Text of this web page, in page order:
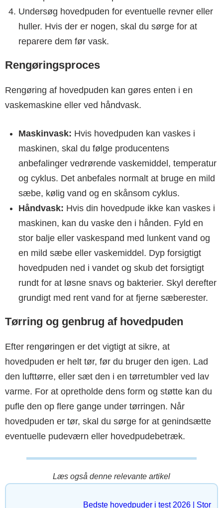
Undersøg hovedpuden for eventuelle revner eller
huller. Hvis der er nogen, skal du sørge for at
reparere dem før vask.
Rengøringsproces
Rengøring af hovedpuden kan gøres enten i en
vaskemaskine eller ved håndvask.
Maskinvask: Hvis hovedpuden kan vaskes i
maskinen, skal du følge producentens
anbefalinger vedrørende vaskemiddel, temperatur
og cyklus. Det anbefales normalt at bruge en mild
sæbe, kølig vand og en skånsom cyklus.
Håndvask: Hvis din hovedpude ikke kan vaskes i
maskinen, kan du vaske den i hånden. Fyld en
stor balje eller vaskespand med lunkent vand og
en mild sæbe eller vaskemiddel. Dyp forsigtigt
hovedpuden ned i vandet og skub det forsigtigt
rundt for at løsne snavs og bakterier. Skyl derefter
grundigt med rent vand for at fjerne sæberester.
Tørring og genbrug af hovedpuden
Efter rengøringen er det vigtigt at sikre, at
hovedpuden er helt tør, før du bruger den igen. Lad
den lufttørre, eller sæt den i en tørretumbler ved lav
varme. For at opretholde dens form og støtte kan du
pufle den op flere gange under tørringen. Når
hovedpuden er tør, skal du sørge for at genindsætte
eventuelle pudeværn eller hovedpudebetræk.
Læs også denne relevante artikel
Bedste hovedpuder i test 2026 | Stor